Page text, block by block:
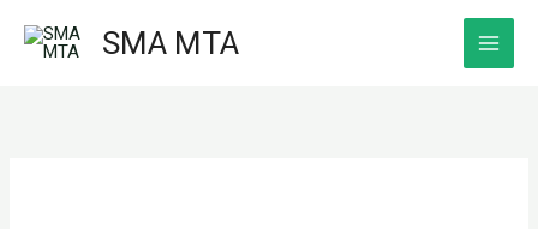
SMA MTA